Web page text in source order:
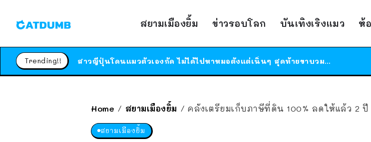
สยามเมืองยิ้ม ข่าวรอบโลก บันเทิงเริงแมว ห้
Trending!!
ร้านอาหารในนิวยอร์กประกาศปิดตัวลง หลังอยู่มานานกว่า 45 ปี ติดป้ายขอบคุณลูกค้าทุกคน แถมสูตรทำไวท์ซอสให้แบบจัดเต็ม
ได้เวลาเด็กหนวดรวมตัว RF Online Next เปิดให้เล่นแล้ว เกม Sci-Fi MMORPG ระดับตำนาน เล่นได้ทั้งมือถือและ PC
Home / สยามเมืองยิ้ม / คลังเตรียมเก็บภาษีที่ดิน 100% ลดให้แล้ว 2
สยามเมืองยิ้ม